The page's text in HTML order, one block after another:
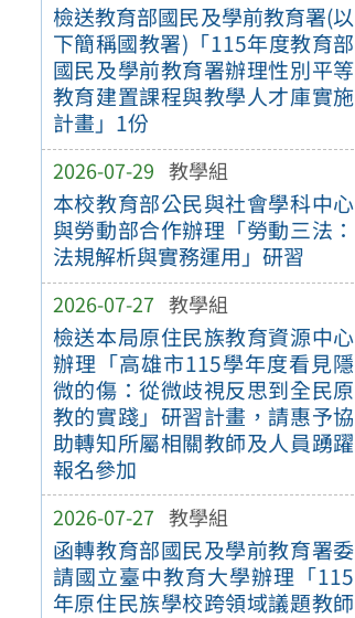
檢送教育部國民及學前教育署(以
下簡稱國教署)「115年度教育部
國民及學前教育署辦理性別平等
教育建置課程與教學人才庫實施
計畫」1份
2026-07-29 教學組
本校教育部公民與社會學科中心
與勞動部合作辦理「勞動三法：
法規解析與實務運用」研習
2026-07-27 教學組
檢送本局原住民族教育資源中心
辦理「高雄市115學年度看見隱
微的傷：從微歧視反思到全民原
教的實踐」研習計畫，請惠予協
助轉知所屬相關教師及人員踴躍
報名參加
2026-07-27 教學組
函轉教育部國民及學前教育署委
請國立臺中教育大學辦理「115
年原住民族學校跨領域議題教師